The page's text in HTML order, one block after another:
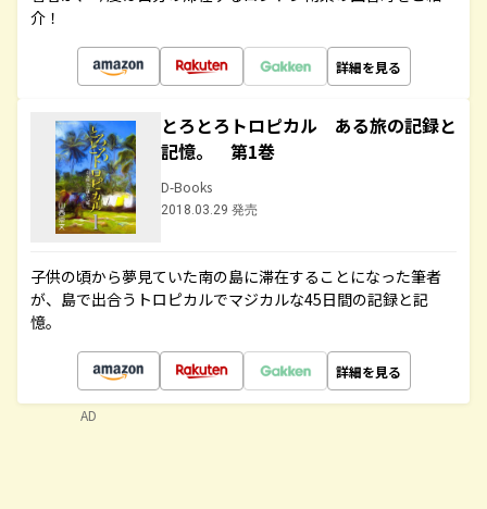
介！
詳細を見る
とろとろトロピカル ある旅の記録と
記憶。 第1巻
D-Books
2018.03.29 発売
子供の頃から夢見ていた南の島に滞在することになった筆者
が、島で出合うトロピカルでマジカルな45日間の記録と記
憶。
詳細を見る
AD